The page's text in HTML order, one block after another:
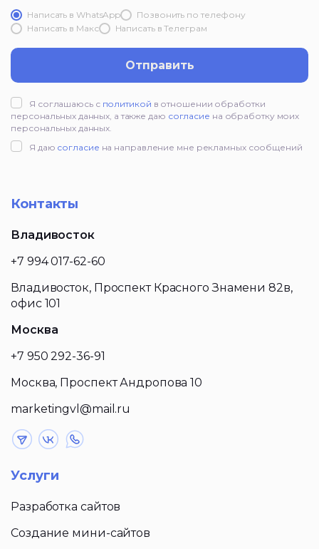
Написать в WhatsApp
Позвонить по телефону
Написать в Mакс
Написать в Телеграм
Отправить
Я соглашаюсь с политикой в отношении обработки
персональных данных, а также даю согласие на обработку моих
персональных данных.
Я даю согласие на направление мне рекламных сообщений
Контакты
Владивосток
+7 994 017-62-60
Владивосток, Проспект Красного Знамени 82в,
офис 101
Москва
+7 950 292-36-91
Москва, Проспект Андропова 10
marketingvl@mail.ru
Услуги
Разработка сайтов
Создание мини-сайтов